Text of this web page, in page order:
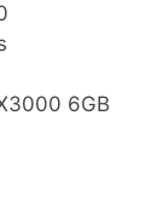
6GB